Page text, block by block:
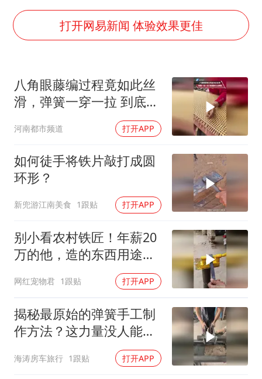
河南：领导干部要带头休假
中方公布5项对美反制措施
13岁少年白天写作业晚上夜市炒粉
四预警齐发！双台风影响多个海域
华为新款折叠屏电脑24999元起
坚持党全面领导和党中央集中统一领导
打开网易新闻 体验效果更佳
八角眼藤编过程竟如此丝
滑，弹簧一穿一拉 到底是
河南都市频道 打开APP
如何徒手将铁片敲打成圆
环形？
新兜游江南美食 1跟贴 打开APP
别小看农村铁匠！年薪20
万的他，造的东西用途太
网红宠物君 1跟贴 打开APP
揭秘最原始的弹簧手工制
作方法？这力量没人能做
海涛房车旅行 1跟贴 打开APP